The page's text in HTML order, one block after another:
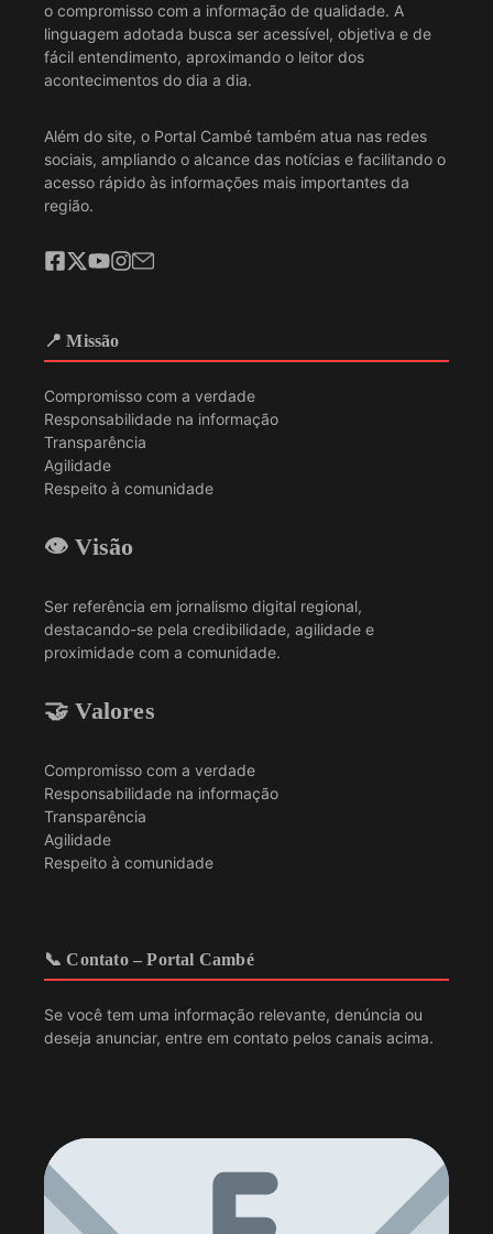
o compromisso com a informação de qualidade. A
linguagem adotada busca ser acessível, objetiva e de
fácil entendimento, aproximando o leitor dos
acontecimentos do dia a dia.
Além do site, o Portal Cambé também atua nas redes
sociais, ampliando o alcance das notícias e facilitando o
acesso rápido às informações mais importantes da
região.
📍 Missão
Compromisso com a verdade
Responsabilidade na informação
Transparência
Agilidade
Respeito à comunidade
👁️ Visão
Ser referência em jornalismo digital regional,
destacando-se pela credibilidade, agilidade e
proximidade com a comunidade.
🤝 Valores
Compromisso com a verdade
Responsabilidade na informação
Transparência
Agilidade
Respeito à comunidade
📞 Contato – Portal Cambé
Se você tem uma informação relevante, denúncia ou
deseja anunciar, entre em contato pelos canais acima.